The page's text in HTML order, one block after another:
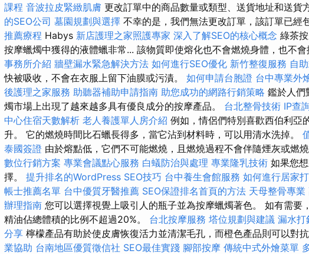
課程 音波拉皮緊緻肌膚 更改訂單中的商品數量或類型、送貨地址和送貨
的SEO公司 墓園規劃與選擇 不幸的是，我們無法更改訂單，該訂單已經
推薦療程 Habys 新店護理之家照護專家 深入了解SEO的核心概念 綠茶
按摩蠟燭中獲得的液體蠟非常... 該物質即使熔化也不會燃燒身體，也不
事務所介紹 牆壁漏水緊急解決方法 如何進行SEO優化 新竹整復服務 自
快被吸收，不會在衣服上留下油膜或污漬。 如何申請台胞證 台中專業外
後護理之家服務 助聽器補助申請指南 助您成功的網路行銷策略 鑑於人們
燭市場上出現了越來越多具有優良成分的按摩產品。 台北整骨技術 IP查
中心住宿天數解析 老人養護單人房介紹 例如，情侶們特別喜歡西伯利亞
升。 它的燃燒時間比石蠟長得多，當它沾到材料時，可以用清水洗掉。
泰國簽證 由於熔點低，它們不可能燃燒，且燃燒過程不會伴隨煙灰或燃
數位行銷方案 專業會議點心服務 白蟻防治與處理 專業隆乳技術 如果您
擇。 提升排名的WordPress SEO技巧 台中養生會館服務 如何進行居家
帳士推薦名單 台中優質牙醫推薦 SEO保證排名首頁的方法 天母整骨專業
辦理指南 您可以選擇視覺上吸引人的瓶子並為按摩蠟燭著色。 如有需要
精油佔總體積的比例不超過20%。 台北按摩服務 塔位規劃與建議 漏水打
分享 檸檬產品有助於使皮膚恢復活力並清潔毛孔，而橙色產品則可以對
業協助 台南地區優質徵信社 SEO最佳實踐 腳部按摩 傳統中式外燴菜單